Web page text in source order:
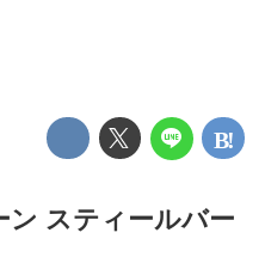
ン スティールバー